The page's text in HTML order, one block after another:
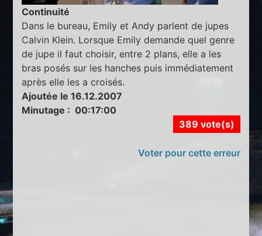
Continuité
Dans le bureau, Emily et Andy parlent de jupes
Calvin Klein. Lorsque Emily demande quel genre
de jupe il faut choisir, entre 2 plans, elle a les
bras posés sur les hanches puis immédiatement
après elle les a croisés.
Ajoutée le 16.12.2007
Minutage : 00:17:00
389 vote(s)
Voter pour cette erreur